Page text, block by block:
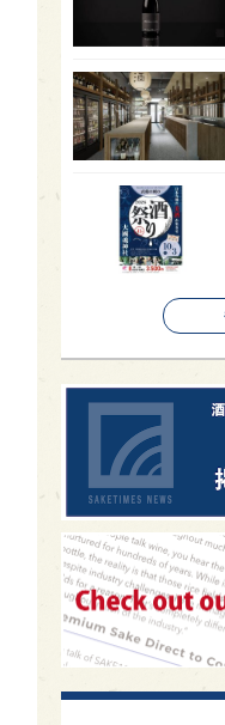
SAKEの時代を生きる
全蔵めぐり 1 シ
群馬県 1 熊本県
イギリス 1 ノル
歌舞伎町 1
saketimes_image_4